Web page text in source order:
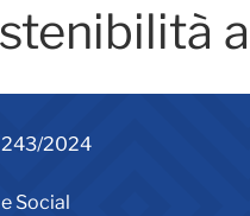
2024
Social